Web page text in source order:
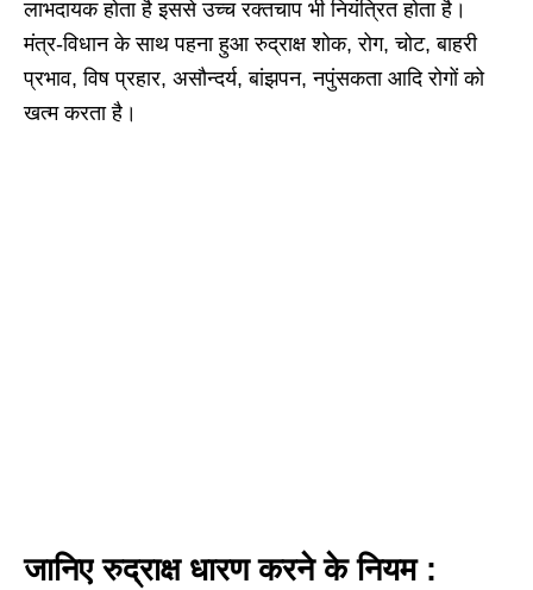
लाभदायक होता है इससे उच्च रक्तचाप भी नियंत्रित होता है।
मंत्र-विधान के साथ पहना हुआ रुद्राक्ष शोक, रोग, चोट, बाहरी
प्रभाव, विष प्रहार, असौन्दर्य, बांझपन, नपुंसकता आदि रोगों को
खत्म करता है।
जानिए रुद्राक्ष धारण करने के नियम :